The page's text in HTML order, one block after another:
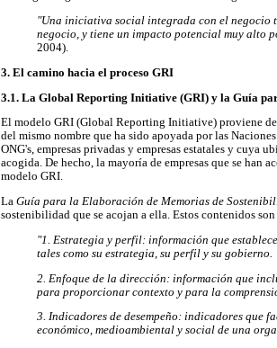
"Una iniciativa social integrada con el negocio
negocio, y tiene un impacto potencial muy alto
2004).
3. El camino hacia el proceso GRI
3.1. La Global Reporting Initiative (GRI) y la Guía
El modelo GRI (Global Reporting Initiative) proviene
del mismo nombre que ha sido apoyada por las
ONG's, empresas privadas y empresas estatales y cuya
acogida. De hecho, la mayoría de empresas que se
modelo GRI.
La Guía para la Elaboración de Memorias de
sostenibilidad que se acojan a ella. Estos contenidos
"1. Estrategia y perfil: información que
tales como su estrategia, su perfil y su gobierno.
2. Enfoque de la dirección: información que
para proporcionar contexto y para la
3. Indicadores de desempeño: indicadores que
económico, medioambiental y social de una